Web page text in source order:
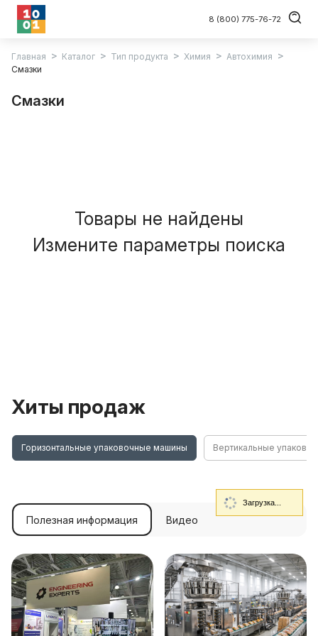
8 (800) 775-76-72
Главная Каталог Тип продукта Химия
Автохимия
Смазки
Смазки
Товары не найдены
Измените параметры поиска
Хиты продаж
Горизонтальные упаковочные машины Вертикальные
Полезная информация Видео
Загрузка...